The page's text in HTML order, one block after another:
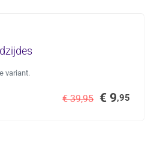
variant.
€ 39,95 € 9,95